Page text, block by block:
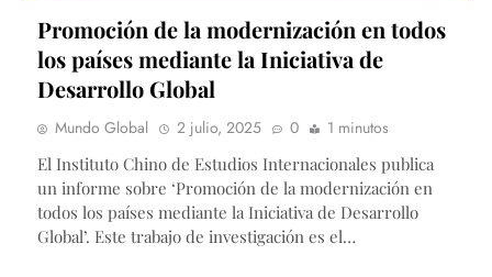
Promoción de la modernización en todos
los países mediante la Iniciativa de
Desarrollo Global
Mundo Global 2 julio, 2025 0
1 minutos
El Instituto Chino de Estudios Internacionales publica
un informe sobre ‘Promoción de la modernización en
todos los países mediante la Iniciativa de Desarrollo
Global’. Este trabajo de investigación es el…